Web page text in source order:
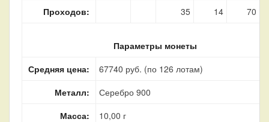
Проходов:
35 14 70
Параметры монеты
Средняя цена:
67740 руб. (по 126 лотам)
Металл:
Серебро 900
Масса:
10,00 г